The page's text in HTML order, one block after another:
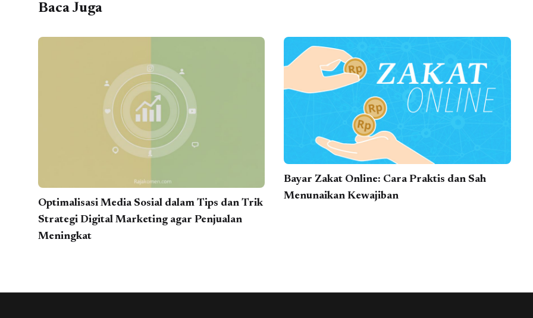
Baca Juga
Optimalisasi Media Sosial dalam Tips dan Trik
Strategi Digital Marketing agar Penjualan
Meningkat
Bayar Zakat Online: Cara Praktis dan Sah
Menunaikan Kewajiban